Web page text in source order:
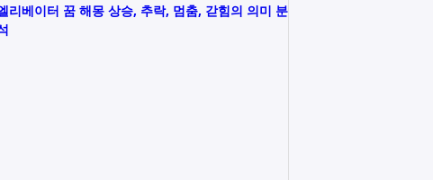
리베이터 꿈 해몽 상승, 추락, 멈춤, 갇힘의 의미 분